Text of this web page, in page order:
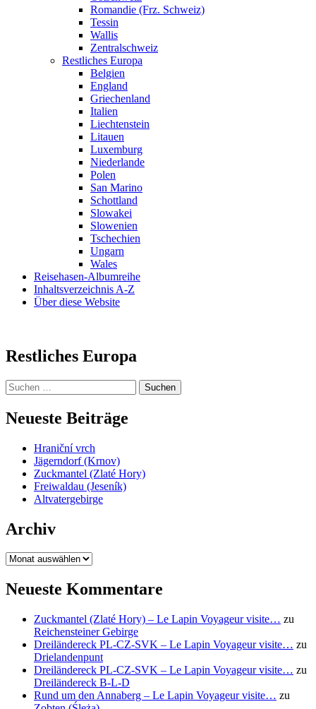
Romandie (Frz. Schweiz)
Tessin
Wallis
Zentralschweiz
Restliches Europa
Belgien
England
Griechenland
Italien
Liechtenstein
Litauen
Luxemburg
Niederlande
Polen
San Marino
Schottland
Slowakei
Slowenien
Tschechien
Ungarn
Wales
Reisehasen-Albumreihe
Inhaltsverzeichnis A-Z
Über diese Website
Restliches Europa
Suchen
nach:
Neueste Beiträge
Hraniční vrch
Jägerndorf (Krnov)
Zuckmantel (Zlaté Hory)
Freiwaldau (Jeseník)
Altvatergebirge
Archiv
Archiv
Neueste Kommentare
Zuckmantel (Zlaté Hory) – Le Lapin Voyageur visite… zu
Reichensteiner Gebirge
Dreiländereck PL-CZ-SVK – Le Lapin Voyageur visite… zu
Drielandenpunt
Dreiländereck PL-CZ-SVK – Le Lapin Voyageur visite… zu
Dreiländereck B-L-D
Rund um den Annaberg – Le Lapin Voyageur visite… zu